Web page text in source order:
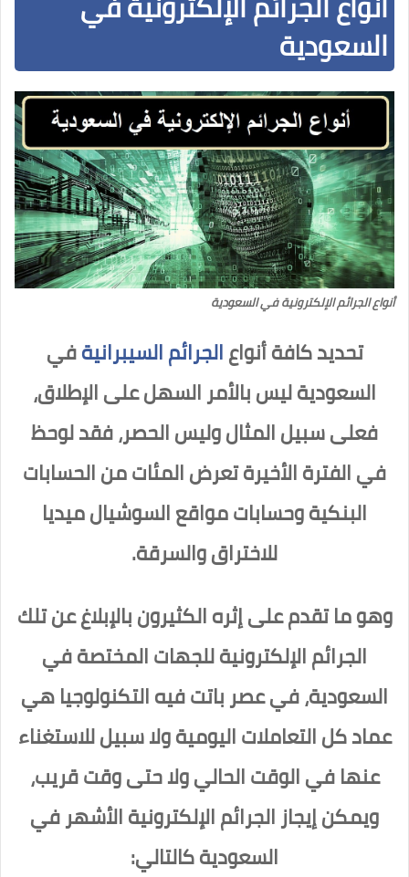
السعودية
أنواع الجرائم الإلكترونية في السعودية
تحديد كافة أنواعالجرائم السيبرانيةفي
السعودية ليس بالأمر السهل على الإطلاق،
فعلى سبيل المثال وليس الحصر، فقد لوحظ
في الفترة الأخيرة تعرض المئات من الحسابات
البنكية وحسابات مواقع السوشيال ميديا
للاختراق والسرقة.
وهو ما تقدم على إثره الكثيرون بالإبلاغ عن تلك
الجرائم الإلكترونية للجهات المختصة في
السعودية، في عصر باتت فيه التكنولوجيا هي
عماد كل التعاملات اليومية ولا سبيل للاستغناء
عنها في الوقت الحالي ولا حتى وقت قريب،
ويمكن إيجاز الجرائم الإلكترونية الأشهر في
السعودية كالتالي: